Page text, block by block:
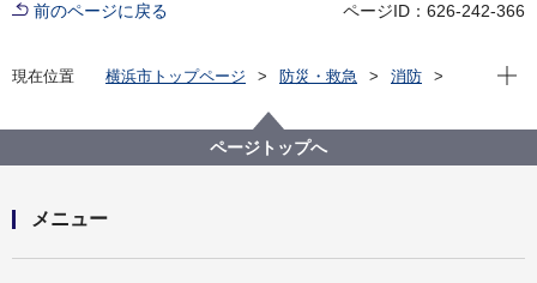
前のページに戻る ページID：626-242-366
現在位置 横浜市トップページ 防災・救急
消防
身近にある危険物の取扱いについて
消毒用アルコールを安全に取り扱うための注意事項
現在
ページトップへ
メニュー